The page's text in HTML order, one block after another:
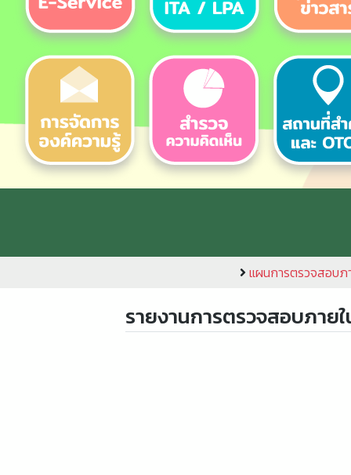
แผนการตรวจสอบภ
รายงานการตรวจสอบภาย